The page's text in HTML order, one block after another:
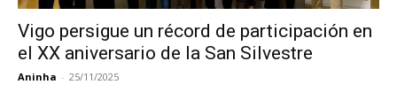
Vigo persigue un récord de participación en
el XX aniversario de la San Silvestre
Aninha - 25/11/2025